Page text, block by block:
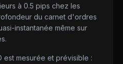
à 0.5 pips chez les
du carnet d'ordres
instantanée même sur
est mesurée et prévisible :